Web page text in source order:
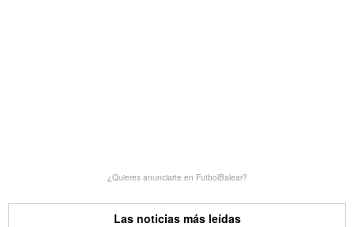
¿Quieres anunciarte en FutbolBalear?
Las noticias más leídas